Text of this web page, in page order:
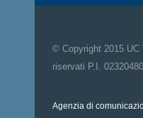
© Copyright 2015 UC
riservati P.I.
Agenzia di